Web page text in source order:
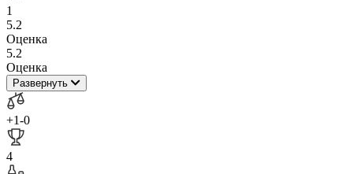
1
5.2
Оценка
5.2
Оценка
Развернуть
+1-0
4